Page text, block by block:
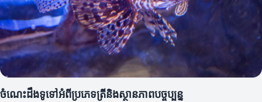
ចំណេះដឹងទូទៅអំពីប្រភេទត្រីនិងស្ថានភាពបច្ចុប្បន្ន